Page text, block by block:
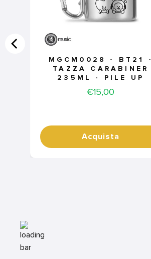
MGCM0028 - BT21 -
TAZZA CARABINER
235ML - PILE UP
Price
€15,00
Acquista